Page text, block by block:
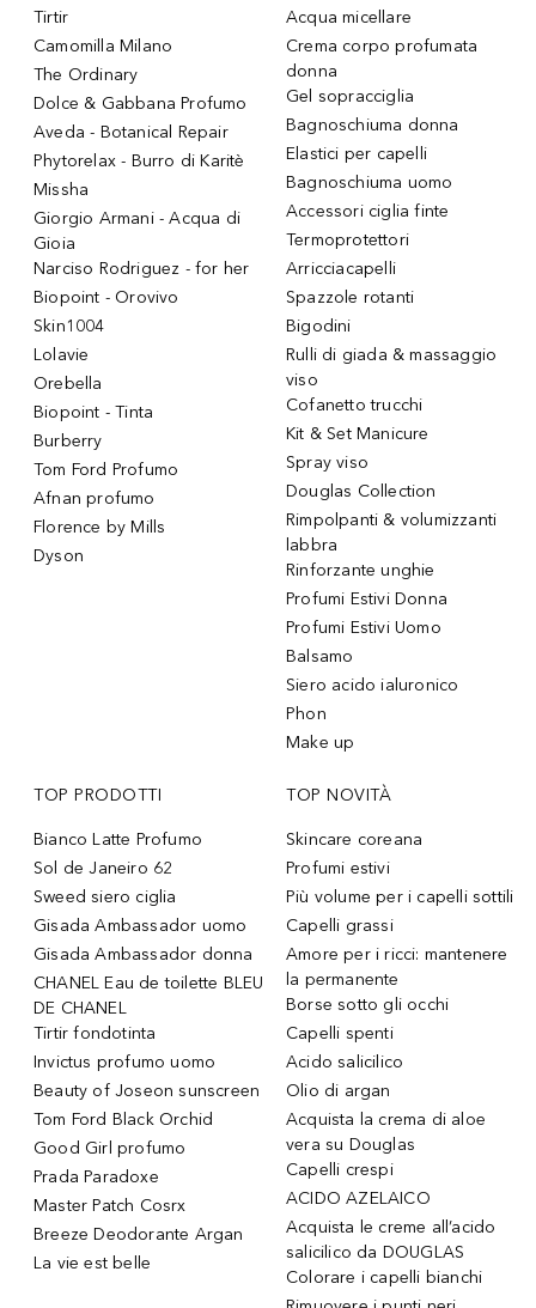
Tirtir
Camomilla Milano
The Ordinary
Dolce & Gabbana Profumo
Aveda - Botanical Repair
Phytorelax - Burro di Karitè
Missha
Giorgio Armani - Acqua di
Gioia
Narciso Rodriguez - for her
Biopoint - Orovivo
Skin1004
Lolavie
Orebella
Biopoint - Tinta
Burberry
Tom Ford Profumo
Afnan profumo
Florence by Mills
Dyson
Acqua micellare
Crema corpo profumata
donna
Gel sopracciglia
Bagnoschiuma donna
Elastici per capelli
Bagnoschiuma uomo
Accessori ciglia finte
Termoprotettori
Arricciacapelli
Spazzole rotanti
Bigodini
Rulli di giada & massaggio
viso
Cofanetto trucchi
Kit & Set Manicure
Spray viso
Douglas Collection
Rimpolpanti & volumizzanti
labbra
Rinforzante unghie
Profumi Estivi Donna
Profumi Estivi Uomo
Balsamo
Siero acido ialuronico
Phon
Make up
TOP PRODOTTI
Bianco Latte Profumo
Sol de Janeiro 62
Sweed siero ciglia
Gisada Ambassador uomo
Gisada Ambassador donna
CHANEL Eau de toilette BLEU
DE CHANEL
Tirtir fondotinta
Invictus profumo uomo
Beauty of Joseon sunscreen
Tom Ford Black Orchid
Good Girl profumo
Prada Paradoxe
Master Patch Cosrx
Breeze Deodorante Argan
La vie est belle
TOP NOVITÀ
Skincare coreana
Profumi estivi
Più volume per i capelli sottili
Capelli grassi
Amore per i ricci: mantenere
la permanente
Borse sotto gli occhi
Capelli spenti
Acido salicilico
Olio di argan
Acquista la crema di aloe
vera su Douglas
Capelli crespi
ACIDO AZELAICO
Acquista le creme all’acido
salicilico da DOUGLAS
Colorare i capelli bianchi